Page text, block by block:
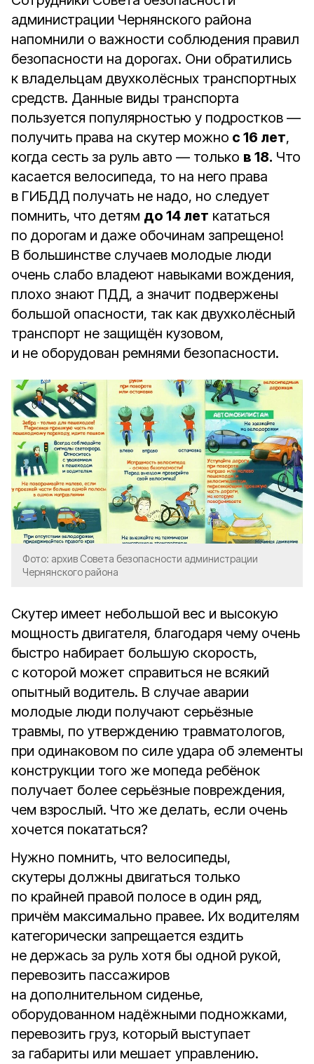
администрации Чернянского района
напомнили о важности соблюдения правил
безопасности на дорогах. Они обратились
к владельцам двухколёсных транспортных
средств. Данные виды транспорта
пользуется популярностью у подростков —
получить права на скутер можно с 16 лет,
когда сесть за руль авто — только в 18. Что
касается велосипеда, то на него права
в ГИБДД получать не надо, но следует
помнить, что детям до 14 лет кататься
по дорогам и даже обочинам запрещено!
В большинстве случаев молодые люди
очень слабо владеют навыками вождения,
плохо знают ПДД, а значит подвержены
большой опасности, так как двухколёсный
транспорт не защищён кузовом,
и не оборудован ремнями безопасности.
Фото: архив Совета безопасности администрации
Чернянского района
Скутер имеет небольшой вес и высокую
мощность двигателя, благодаря чему очень
быстро набирает большую скорость,
с которой может справиться не всякий
опытный водитель. В случае аварии
молодые люди получают серьёзные
травмы, по утверждению травматологов,
при одинаковом по силе удара об элементы
конструкции того же мопеда ребёнок
получает более серьёзные повреждения,
чем взрослый. Что же делать, если очень
хочется покататься?
Нужно помнить, что велосипеды,
скутеры должны двигаться только
по крайней правой полосе в один ряд,
причём максимально правее. Их водителям
категорически запрещается ездить
не держась за руль хотя бы одной рукой,
перевозить пассажиров
на дополнительном сиденье,
оборудованном надёжными подножками,
перевозить груз, который выступает
за габариты или мешает управлению.